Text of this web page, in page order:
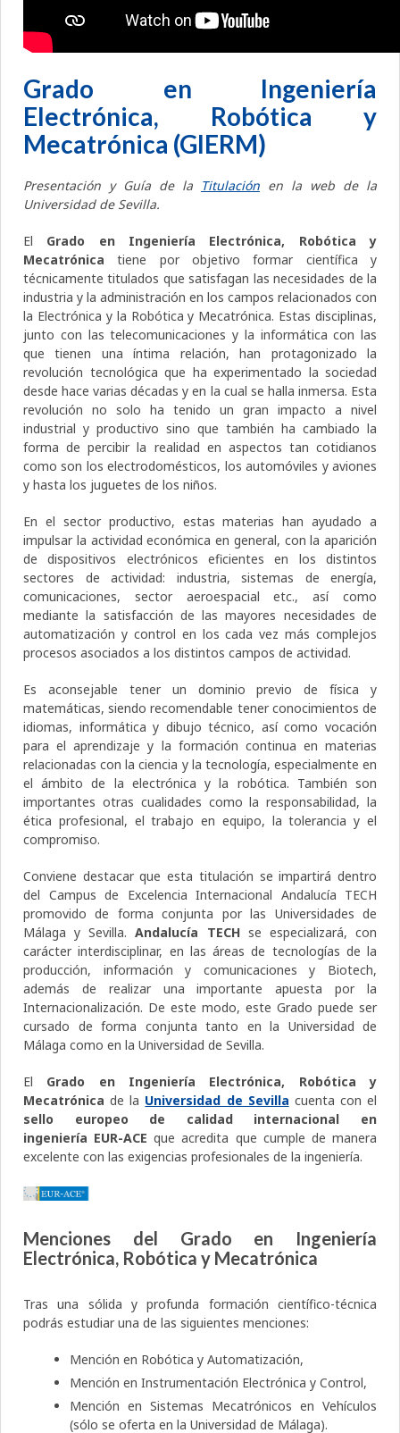
Grado en Ingeniería
Electrónica, Robótica y
Mecatrónica (GIERM)
Presentación y Guía de la Titulación en la web de la
Universidad de Sevilla.
El Grado en Ingeniería Electrónica, Robótica y
Mecatrónicatiene por objetivo formar científica y
técnicamente titulados que satisfagan las necesidades de la
industria y la administración en los campos relacionados con
la Electrónica y la Robótica y Mecatrónica. Estas disciplinas,
junto con las telecomunicaciones y la informática con las
que tienen una íntima relación, han protagonizado la
revolución tecnológica que ha experimentado la sociedad
desde hace varias décadas y en la cual se halla inmersa. Esta
revolución no solo ha tenido un gran impacto a nivel
industrial y productivo sino que también ha cambiado la
forma de percibir la realidad en aspectos tan cotidianos
como son los electrodomésticos, los automóviles y aviones
y hasta los juguetes de los niños.
En el sector productivo, estas materias han ayudado a
impulsar la actividad económica en general, con la aparición
de dispositivos electrónicos eficientes en los distintos
sectores de actividad: industria, sistemas de energía,
comunicaciones, sector aeroespacial etc., así como
mediante la satisfacción de las mayores necesidades de
automatización y control en los cada vez más complejos
procesos asociados a los distintos campos de actividad.
Es aconsejable tener un dominio previo de física y
matemáticas, siendo recomendable tener conocimientos de
idiomas, informática y dibujo técnico, así como vocación
para el aprendizaje y la formación continua en materias
relacionadas con la ciencia y la tecnología, especialmente en
el ámbito de la electrónica y la robótica. También son
importantes otras cualidades como la responsabilidad, la
ética profesional, el trabajo en equipo, la tolerancia y el
compromiso.
Conviene destacar que esta titulación se impartirá dentro
del Campus de Excelencia Internacional Andalucía TECH
promovido de forma conjunta por las Universidades de
Málaga y Sevilla.Andalucía TECH se especializará, con
carácter interdisciplinar, en las áreas de tecnologías de la
producción, información y comunicaciones y Biotech,
además de realizar una importante apuesta por la
Internacionalización. De este modo, este Grado puede ser
cursado de forma conjunta tanto en la Universidad de
Málaga como en la Universidad de Sevilla.
El Grado en Ingeniería Electrónica, Robótica y
Mecatrónicade la Universidad de Sevilla cuenta con el
sello europeo de calidad internacional en
ingeniería EUR-ACEque acredita que cumple de manera
excelente con las exigencias profesionales de la ingeniería.
Menciones del Grado en Ingeniería
Electrónica, Robótica y Mecatrónica
Tras una sólida y profunda formación científico-técnica
podrás estudiar una de las siguientes menciones:
Mención en Robótica y Automatización,
Mención en Instrumentación Electrónica y Control,
Mención en Sistemas Mecatrónicos en Vehículos
(sólo se oferta en la Universidad de Málaga).